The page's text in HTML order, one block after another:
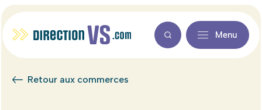
Menu
Retour aux commerces